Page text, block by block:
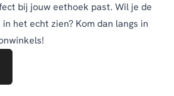
bij jouw eethoek past. Wil je de
het echt zien? Kom dan langs in